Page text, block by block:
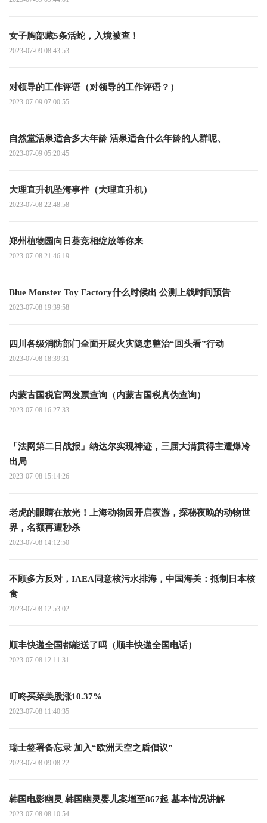
女子胸部藏5条活蛇，入境被查！
2023-07-09 08:43:53
对领导的工作评语（对领导的工作评语？）
2023-07-09 07:00:55
自然堂活泉适合多大年龄 活泉适合什么年龄的人群呢、
2023-07-09 05:20:45
大理直升机坠海事件（大理直升机）
2023-07-08 22:48:58
郑州植物园向日葵竞相绽放等你来
2023-07-08 21:46:19
Blue Monster Toy Factory什么时候出 公测上线时间预告
2023-07-08 19:39:58
四川各级消防部门全面开展火灾隐患整治“回头看”行动
2023-07-08 18:39:31
内蒙古国税官网发票查询（内蒙古国税真伪查询）
2023-07-08 16:27:33
「法网第二日战报」纳达尔实现神迹，三届大满贯得主遭爆冷
出局
2023-07-08 15:14:26
老虎的眼睛在放光！上海动物园开启夜游，探秘夜晚的动物世
界，名额再遭秒杀
2023-07-08 14:12:50
不顾多方反对，IAEA同意核污水排海，中国海关：抵制日本核
食
2023-07-08 12:53:02
顺丰快递全国都能送了吗（顺丰快递全国电话）
2023-07-08 12:11:31
叮咚买菜美股涨10.37%
2023-07-08 11:40:35
瑞士签署备忘录 加入“欧洲天空之盾倡议”
2023-07-08 09:08:22
韩国电影幽灵 韩国幽灵婴儿案增至867起 基本情况讲解
2023-07-08 08:10:54